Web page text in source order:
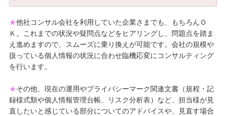
★他社コンサル会社を利用していた企業さまでも、もちろんＯ
Ｋ。これまでの状況や疑問点などをヒアリングし、問題点を踏ま
え進めますので、スムーズに乗り換えが可能です。会社の規模や
扱っている個人情報の状況に合わせ臨機応変にコンサルティング
を行います。
★その他、現在の運用やプライバシーマーク関連文書（規程・記
録様式類や個人情報管理台帳、リスク分析表）など、担当様が見
直したいと感じている部分についてのアドバイスや、見直す場合